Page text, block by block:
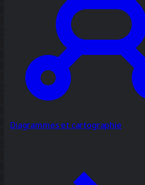
Diagrammes et cartographie